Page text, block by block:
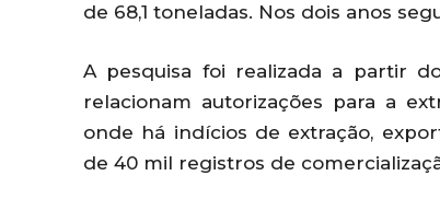
de 68,1 toneladas. Nos dois anos
A pesquisa foi realizada a partir
relacionam autorizações para a
onde há indícios de extração,
de 40 mil registros de